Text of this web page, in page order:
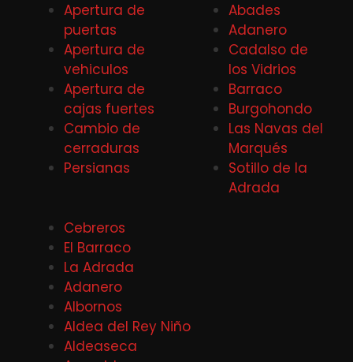
Apertura de
puertas
Apertura de
vehiculos
Apertura de
cajas fuertes
Cambio de
cerraduras
Persianas
Abades
Adanero
Cadalso de
los Vidrios
Barraco
Burgohondo
Las Navas del
Marqués
Sotillo de la
Adrada
Cebreros
El Barraco
La Adrada
Adanero
Albornos
Aldea del Rey Niño
Aldeaseca